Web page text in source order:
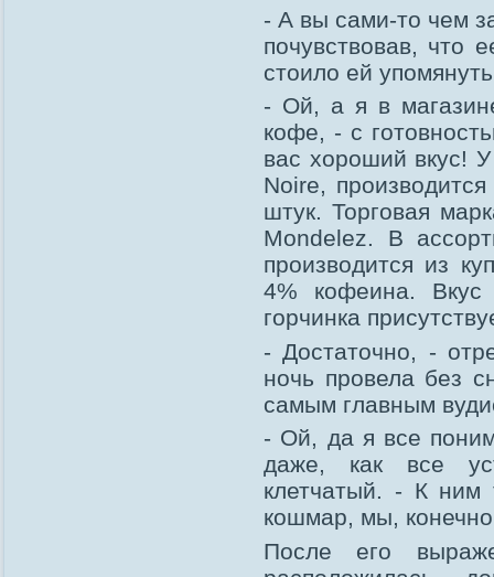
- А вы сами-то чем
почувствовав, что
стоило ей
- Ой, а я в
кофе, - с
вас хороший вкус!
Noire,
штук. Торговая
Mondelez. В
производится из
4% кофеина. Вкус
горчинка
- Достаточно, -
ночь провела без
самым главным
- Ой, да я все
даже, как все
клетчатый. - К ним
кошмар, мы,
После его